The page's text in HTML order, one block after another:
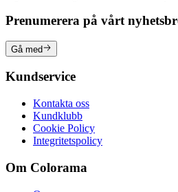
Prenumerera på vårt
Gå med
Kundservice
Kontakta oss
Kundklubb
Cookie Policy
Integritetspolicy
Om Colorama